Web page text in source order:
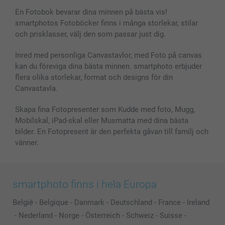
Skal till Mobil & Surfplatta
MyNameBook
Fotoramar & Tillbehör
Presentkort
Alla fotoprodukter
Sitemap
Villkor och garantier
smartbonus
Priser & betalning
En Fotobok bevarar dina minnen på bästa vis!
smartphotos Fotoböcker finns i många storlekar, stilar
och prisklasser, välj den som passar just dig.
Inred med personliga Canvastavlor, med Foto på canvas
kan du föreviga dina bästa minnen. smartphoto erbjuder
flera olika storlekar, format och designs för din
Canvastavla.
Skapa fina Fotopresenter som Kudde med foto, Mugg,
Mobilskal, iPad-skal eller Musmatta med dina bästa
bilder. En Fotopresent är den perfekta gåvan till familj och
vänner.
smartphoto finns i hela Europa
België - Belgique - Danmark - Deutschland - France - Ireland
- Nederland - Norge - Österreich - Schweiz - Suisse -